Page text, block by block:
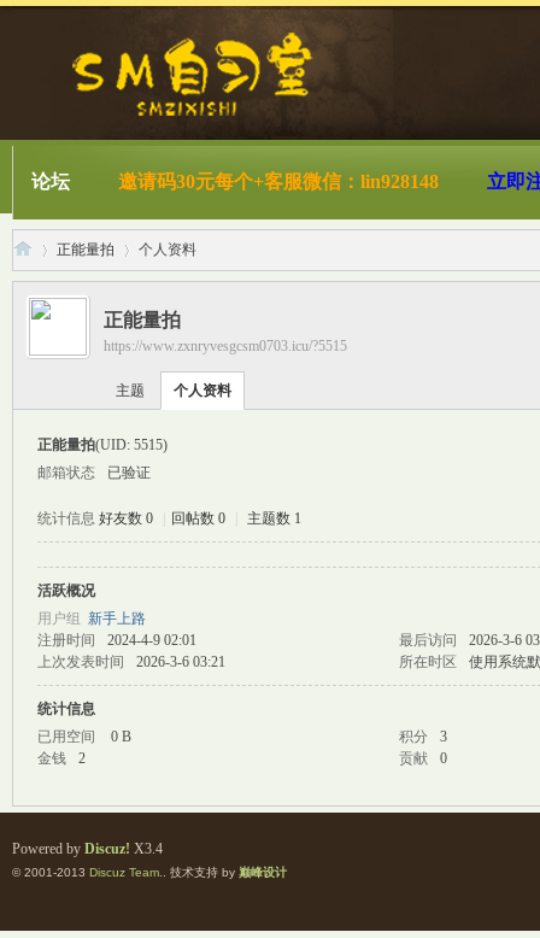
论坛 邀请码30元每个+客服微信：lin928148 立即
›
正能量拍
›
个人资料
正能量拍
https://www.zxnryvesgcsm0703.icu/?5515
主题 个人资料
正能量拍(UID: 5515)
邮箱状态
已验证
统计信息 好友数 0 回帖数 0 主题数 1
活跃概况
用户组 新手上路
注册时间
2024-4-9 02:01 最后访问
2026-3-6
上次发表时间
2026-3-6 03:21 所在时区 使用系统
统计信息
已用空间
0 B 积分
3
金钱
2 贡献 0
Powered by Discuz! X3.4
© 2001-2013 Discuz Team. . 技术支持 by 巅峰设计